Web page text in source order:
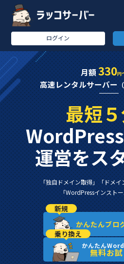
ログイン
月額330円
高速レンタルサーバー
最短
運営をス
「独自ドメイン取得」「ドメイ
「WordPressインスト
新規
かんたんブロ
乗り換え
かんたん
無料お